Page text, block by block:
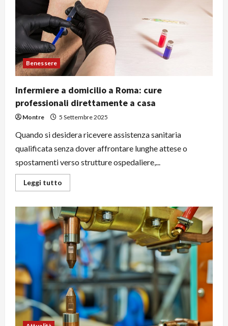
servizio
sempre
più
richiesto
Benessere
Infermiere a domicilio a Roma: cure
professionali direttamente a casa
Montre 5 Settembre 2025
Quando si desidera ricevere assistenza sanitaria
qualificata senza dover affrontare lunghe attese o
spostamenti verso strutture ospedaliere,...
Leggi tutto
di
Infermiere
a
domicilio
a
Roma:
cure
professionali
direttamente
a
casa